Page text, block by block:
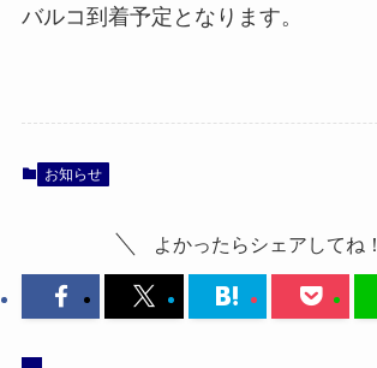
バルコ到着予定となります。
お知らせ
よかったらシェアしてね！